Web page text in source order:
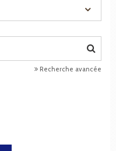
Recherche avancée